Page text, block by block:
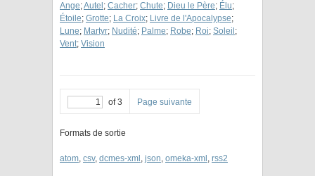
Ange;Autel ; Cacher; Chute; Dieu le Père; Élu;
Étoile; Grotte; La Croix; Livre de l'Apocalypse;
Lune; Martyr; Nudité; Palme; Robe; Roi; Soleil ;
Vent; Vision
of 3 Page suivante
Formats de sortie
atom, csv, dcmes-xml , json, omeka-xml , rss2